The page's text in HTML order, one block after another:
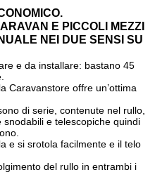
E PICCOLI MEZZI
NEI DUE SENSI SU
e da installare: bastano 45
Caravanstore offre un’ottima
di serie, contenute nel rullo,
e telescopiche quindi
e si srotola facilmente e il telo
del rullo in entrambi i